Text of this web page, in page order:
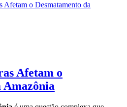
Afetam o
Amazônia